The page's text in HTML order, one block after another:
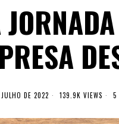
DE 2022 139.9K VIEWS 5